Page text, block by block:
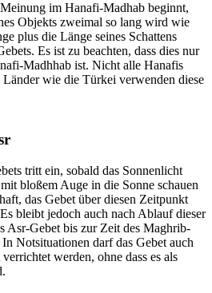
im Hanafi-Madhab beginnt,
Objekts zweimal so lang wird wie
plus die Länge seines Schattens
Es ist zu beachten, dass dies nur
Madhhab ist. Nicht alle Hanafis
wie die Türkei verwenden diese
tritt ein, sobald das Sonnenlicht
bloßem Auge in die Sonne schauen
das Gebet über diesen Zeitpunkt
bleibt jedoch auch nach Ablauf dieser
Asr-Gebet bis zur Zeit des Maghrib-
Notsituationen darf das Gebet auch
werden, ohne dass es als